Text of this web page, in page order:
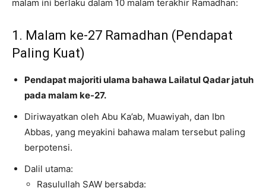
malam ini berlaku dalam 10 malam terakhir Ramadhan:
1. Malam ke-27 Ramadhan (Pendapat
Paling Kuat)
Pendapat majoriti ulama bahawa Lailatul Qadar jatuh
pada malam ke-27.
Diriwayatkan oleh Abu Ka’ab, Muawiyah, dan Ibn
Abbas, yang meyakini bahawa malam tersebut paling
berpotensi.
Dalil utama:
Rasulullah SAW bersabda: